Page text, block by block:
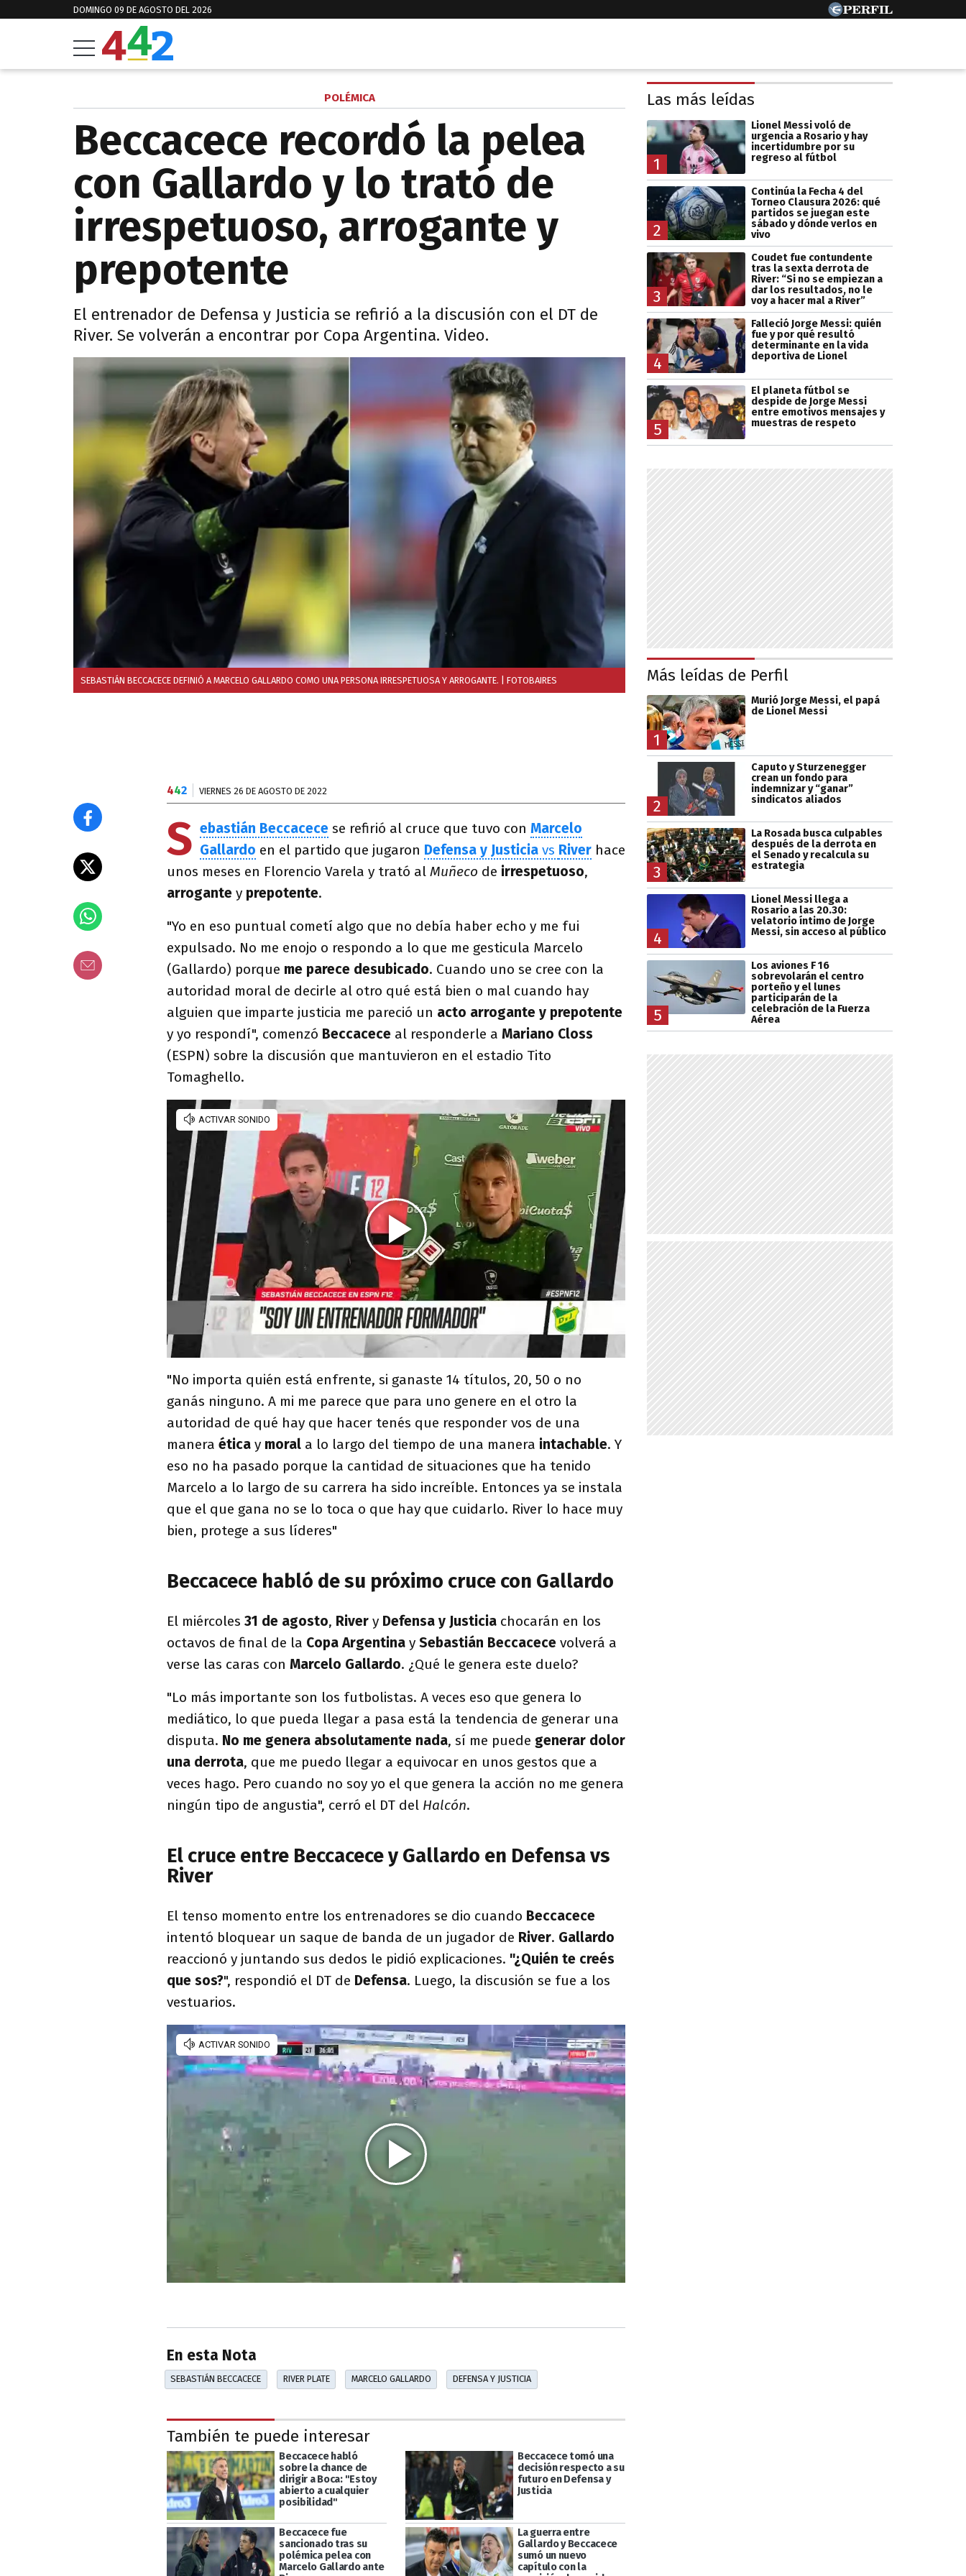
DOMINGO 09 DE AGOSTO DEL 2026
POLÉMICA
Beccacece recordó la pelea
con Gallardo y lo trató de
irrespetuoso, arrogante y
prepotente
El entrenador de Defensa y Justicia se refirió a la discusión con el DT de
River. Se volverán a encontrar por Copa Argentina. Video.
SEBASTIÁN BECCACECE DEFINIÓ A MARCELO GALLARDO COMO UNA PERSONA IRRESPETUOSA Y ARROGANTE. | FOTOBAIRES
442 VIERNES 26 DE AGOSTO DE 2022
S ebastián Beccacece se refirió al cruce que tuvo con Marcelo
Gallardo en el partido que jugaron Defensa y Justicia vs River hace
unos meses en Florencio Varela y trató al Muñeco de irrespetuoso,
arrogante y prepotente.
"Yo en eso puntual cometí algo que no debía haber echo y me fui
expulsado. No me enojo o respondo a lo que me gesticula Marcelo
(Gallardo) porque me parece desubicado. Cuando uno se cree con la
autoridad moral de decirle al otro qué está bien o mal cuando hay
alguien que imparte justicia me pareció un acto arrogante y prepotente
y yo respondí", comenzó Beccacece al responderle a Mariano Closs
(ESPN) sobre la discusión que mantuvieron en el estadio Tito
Tomaghello.
"No importa quién está enfrente, si ganaste 14 títulos, 20, 50 o no
ganás ninguno. A mi me parece que para uno genere en el otro la
autoridad de qué hay que hacer tenés que responder vos de una
manera ética y moral a lo largo del tiempo de una manera intachable. Y
eso no ha pasado porque la cantidad de situaciones que ha tenido
Marcelo a lo largo de su carrera ha sido increíble. Entonces ya se instala
que el que gana no se lo toca o que hay que cuidarlo. River lo hace muy
bien, protege a sus líderes"
Beccacece habló de su próximo cruce con Gallardo
El miércoles 31 de agosto, River y Defensa y Justicia chocarán en los
octavos de final de la Copa Argentina y Sebastián Beccacece volverá a
verse las caras con Marcelo Gallardo. ¿Qué le genera este duelo?
"Lo más importante son los futbolistas. A veces eso que genera lo
mediático, lo que pueda llegar a pasa está la tendencia de generar una
disputa. No me genera absolutamente nada, sí me puede generar dolor
una derrota, que me puedo llegar a equivocar en unos gestos que a
veces hago. Pero cuando no soy yo el que genera la acción no me genera
ningún tipo de angustia", cerró el DT del Halcón.
El cruce entre Beccacece y Gallardo en Defensa vs
River
El tenso momento entre los entrenadores se dio cuando Beccacece
intentó bloquear un saque de banda de un jugador de River. Gallardo
reaccionó y juntando sus dedos le pidió explicaciones. "¿Quién te creés
que sos?", respondió el DT de Defensa. Luego, la discusión se fue a los
vestuarios.
En esta Nota
SEBASTIÁN BECCACECE RIVER PLATE MARCELO GALLARDO DEFENSA Y JUSTICIA
También te puede interesar
Beccacece habló
sobre la chance de
dirigir a Boca: "Estoy
abierto a cualquier
posibilidad"
Beccacece tomó una
decisión respecto a su
futuro en Defensa y
Justicia
Beccacece fue
sancionado tras su
polémica pelea con
Marcelo Gallardo ante
La guerra entre
Gallardo y Beccacece
sumó un nuevo
capítulo con la
Las más leídas
1
Lionel Messi voló de
urgencia a Rosario y hay
incertidumbre por su
regreso al fútbol
2
Continúa la Fecha 4 del
Torneo Clausura 2026: qué
partidos se juegan este
sábado y dónde verlos en
vivo
3
Coudet fue contundente
tras la sexta derrota de
River: “Si no se empiezan a
dar los resultados, no le
voy a hacer mal a River”
4
Falleció Jorge Messi: quién
fue y por qué resultó
determinante en la vida
deportiva de Lionel
5
El planeta fútbol se
despide de Jorge Messi
entre emotivos mensajes y
muestras de respeto
Más leídas de Perfil
1
Murió Jorge Messi, el papá
de Lionel Messi
2
Caputo y Sturzenegger
crean un fondo para
indemnizar y “ganar”
sindicatos aliados
3
La Rosada busca culpables
después de la derrota en
el Senado y recalcula su
estrategia
4
Lionel Messi llega a
Rosario a las 20.30:
velatorio íntimo de Jorge
Messi, sin acceso al público
5
Los aviones F 16
sobrevolarán el centro
porteño y el lunes
participarán de la
celebración de la Fuerza
Aérea